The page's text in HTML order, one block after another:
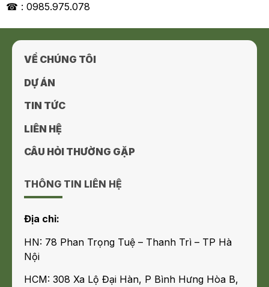
☎ : 0985.975.078
VỀ CHÚNG TÔI
DỰ ÁN
TIN TỨC
LIÊN HỆ
CÂU HỎI THƯỜNG GẶP
THÔNG TIN LIÊN HỆ
Địa chỉ:
HN: 78 Phan Trọng Tuệ – Thanh Trì – TP Hà
Nội
HCM: 308 Xa Lộ Đại Hàn, P Bình Hưng Hòa B,